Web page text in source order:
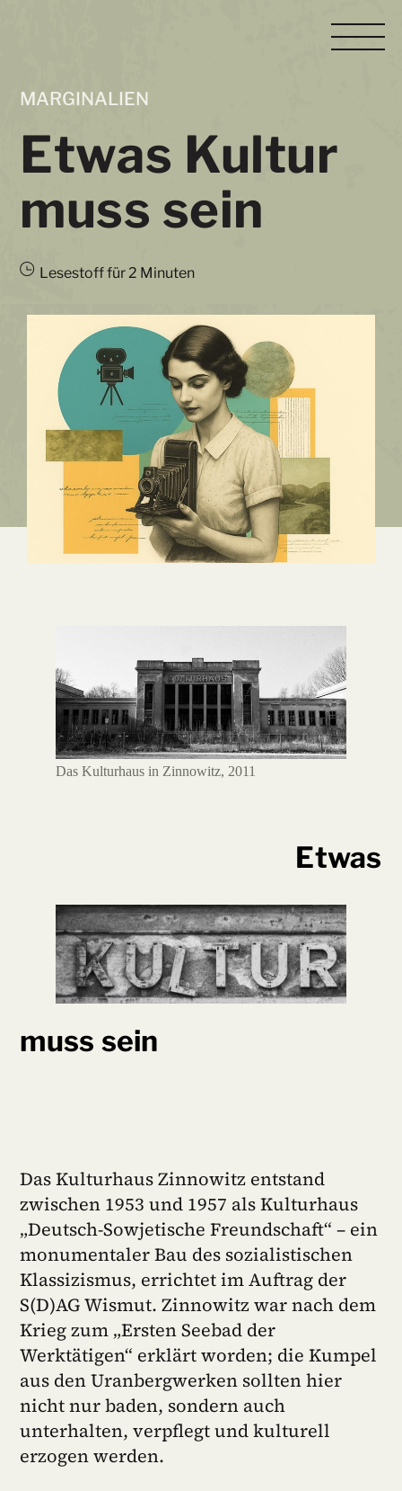
MARGINALIEN
Etwas Kultur
muss sein
Lesestoff für2 Minuten
Das Kulturhaus in Zinnowitz, 2011
Etwas
muss sein
Das Kulturhaus Zinnowitz entstand
zwischen 1953 und 1957 als Kulturhaus
„Deutsch-Sowjetische Freundschaft“ – ein
monumentaler Bau des sozialistischen
Klassizismus, errichtet im Auftrag der
S(D)AG Wismut. Zinnowitz war nach dem
Krieg zum „Ersten Seebad der
Werktätigen“ erklärt worden; die Kumpel
aus den Uranbergwerken sollten hier
nicht nur baden, sondern auch
unterhalten, verpflegt und kulturell
erzogen werden.